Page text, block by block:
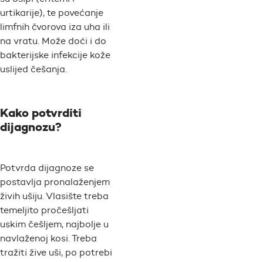
urtikarije), te povećanje
limfnih čvorova iza uha ili
na vratu. Može doći i do
bakterijske infekcije kože
uslijed češanja.
Kako potvrditi
dijagnozu?
Potvrda dijagnoze se
postavlja pronalaženjem
živih ušiju. Vlasište treba
temeljito pročešljati
uskim češljem, najbolje u
navlaženoj kosi. Treba
tražiti žive uši, po potrebi